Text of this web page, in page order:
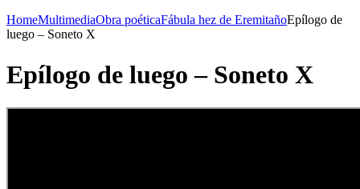
HomeMultimediaObra poéticaFábula hez de EremitañoEpílogo de
luego – Soneto X
Epílogo de luego – Soneto X